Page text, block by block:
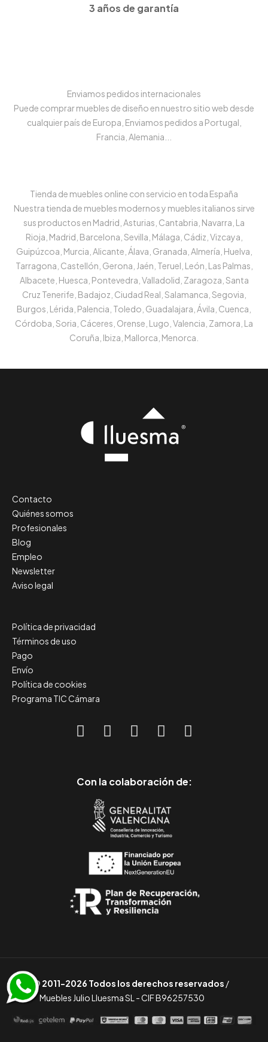
3 años de garantía
Enviamos pedidos internacionales
Puede comprar muebles de diseño en nuestro sitio web desde
cualquier país de Europa, Enviamos pedidos a Portugal,
Francia, Alemania...
Tienda de muebles online con servicio en toda España
Nuestra tienda de muebles modernos y muebles italianos sirve
sus productos en Madrid, Asturias, Cantabria, Navarra, La
Rioja, Madrid, Barcelona, Sevilla, Málaga, Cádiz, Vizcaya,
Guipúzcoa, Murcia, Alicante, Álava, Granada, Almería, Huelva,
Tarragona, Castellón, Gerona, Jaén, Teruel, León, Las Palmas,
Albacete, Huesca, Pontevedra, Valladolid, Zaragoza, Santa
Cruz Tenerife, Badajoz, Ciudad Real, Salamanca, Segovia,
Burgos, Lérida, Palencia, Toledo, Guadalajara, Ávila, Cuenca,
Córdoba, Soria, Cáceres, Orense, Lugo, Valencia, Zamora, La
Coruña, Ibiza, Mallorca, Menorca.
Contacto
Quiénes somos
Profesionales
Blog
Empleo
Newsletter
Aviso legal
Política de privacidad
Términos de uso
Pago
Envío
Política de cookies
Programa TIC Cámara
Con la colaboración de:
© 2011-2026 Todos los derechos reservados /
Muebles Julio Lluesma SL - CIF B96257530